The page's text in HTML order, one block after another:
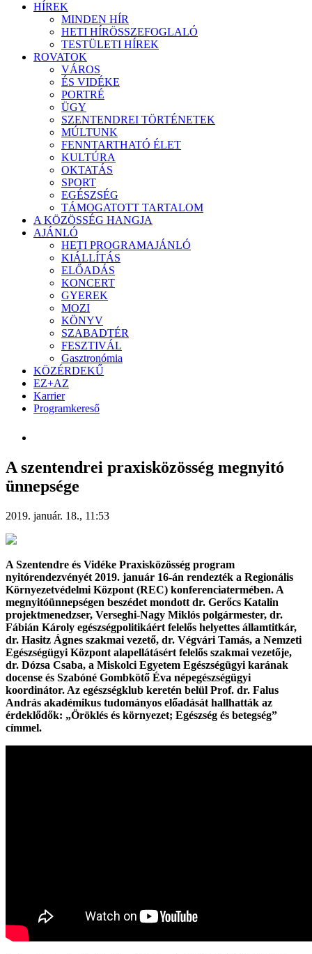
HÍREK
MINDEN HÍR
HETI HÍRÖSSZEFOGLALÓ
TESTÜLETI HÍREK
ROVATOK
VÁROS
ÉS VIDÉKE
PORTRÉ
ÜGY
SZENTENDREI TÖRTÉNETEK
MÚLTUNK
FENNTARTHATÓ ÉLET
KULTÚRA
OKTATÁS
SPORT
EGÉSZSÉG
TÁMOGATOTT TARTALOM
A KÖZÖSSÉG HANGJA
AJÁNLÓ
HETI PROGRAMAJÁNLÓ
KIÁLLÍTÁS
ELŐADÁS
KONCERT
GYEREK
MOZI
KÖNYV
SZABADTÉR
FESZTIVÁL
Gasztronómia
KÖZÉRDEKŰ
EZ+AZ
Karrier
Programkereső
A szentendrei praxisközösség megnyitó
ünnepsége
2019. január. 18., 11:53
A Szentendre és Vidéke Praxisközösség program
nyitórendezvényét 2019. január 16-án rendezték a Regionális
Környezetvédelmi Központ (REC) konferenciatermében. A
megnyitóünnepségen beszédet mondott dr. Gerőcs Katalin
projektmenedzser, Verseghi-Nagy Miklós polgármester, dr.
Fábián Károly egészségpolitikáért felelős helyettes államtitkár,
dr. Hasitz Ágnes szakmai vezető, dr. Végvári Tamás, a Nemzeti
Egészségügyi Központ alapellátásért felelős szakmai vezetője,
dr. Dózsa Csaba, a Miskolci Egyetem Egészségügyi karának
docense és Szabóné Gombkötő Éva népegészségügyi
koordinátor. Az egészségklub keretén belül Prof. dr. Falus
András akadémikus tudományos előadását hallhatták az
érdeklődők: „Öröklés és környezet; Egészség és betegség”
címmel.